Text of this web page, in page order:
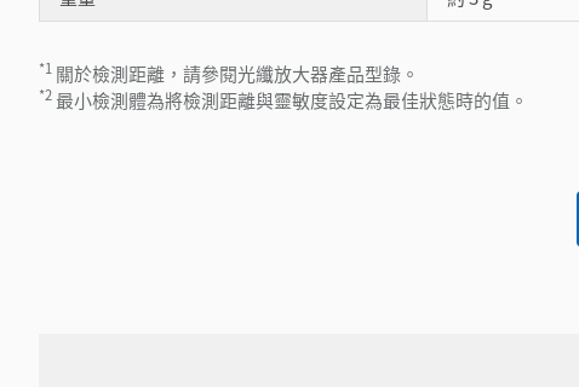
*1 關於檢測距離，請參閱光纖放大器產品型錄。
*2 最小檢測體為將檢測距離與靈敏度設定為最佳狀態時的值。